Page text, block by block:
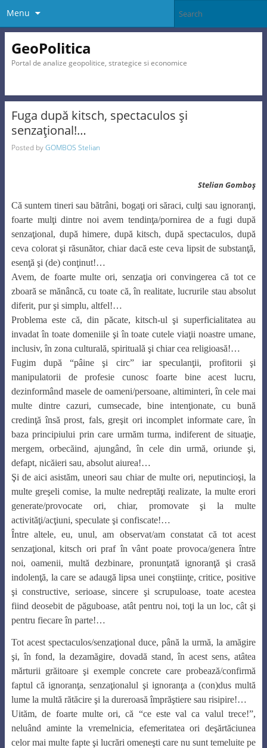
Menu
GeoPolitica
Portal de analize geopolitice, strategice si economice
Fuga după kitsch, spectaculos şi
senzaţional!…
Posted byGOMBOS Stelian
Stelian Gomboş
Că suntem tineri sau bătrâni, bogaţi ori săraci, culţi sau ignoranţi,
foarte mulţi dintre noi avem tendinţa/pornirea de a fugi după
senzaţional, după himere, după kitsch, după spectaculos, după
ceva colorat şi răsunător, chiar dacă este ceva lipsit de substanţă,
esenţă şi (de) conţinut!…
Avem, de foarte multe ori, senzaţia ori convingerea că tot ce
zboară se mănâncă, cu toate că, în realitate, lucrurile stau absolut
diferit, pur şi simplu, altfel!…
Problema este că, din păcate, kitsch-ul şi superficialitatea au
invadat în toate domeniile şi în toate cutele viaţii noastre umane,
inclusiv, în zona culturală, spirituală şi chiar cea religioasă!…
Fugim după “pâine şi circ” iar speculanţii, profitorii şi
manipulatorii de profesie cunosc foarte bine acest lucru,
dezinformând masele de oameni/persoane, altiminteri, în cele mai
multe dintre cazuri, cumsecade, bine intenţionate, cu bună
credinţă însă prost, fals, greşit ori incomplet informate care, în
baza principiului prin care urmăm turma, indiferent de situaţie,
mergem, orbecăind, ajungând, în cele din urmă, oriunde şi,
defapt, nicăieri sau, absolut aiurea!…
Şi de aici asistăm, uneori sau chiar de multe ori, neputincioşi, la
multe greşeli comise, la multe nedreptăţi realizate, la multe erori
generate/provocate ori, chiar, promovate şi la multe
activităţi/acţiuni, speculate şi confiscate!…
Între altele, eu, unul, am observat/am constatat că tot acest
senzaţional, kitsch ori praf în vânt poate provoca/genera între
noi, oamenii, multă dezbinare, pronunţată ignoranţă şi crasă
indolenţă, la care se adaugă lipsa unei conştiinţe, critice, positive
şi constructive, serioase, sincere şi scrupuloase, toate acestea
fiind deosebit de păguboase, atât pentru noi, toţi la un loc, cât şi
pentru fiecare în parte!…
Tot acest spectaculos/senzaţional duce, până la urmă, la amăgire
şi, în fond, la dezamăgire, dovadă stand, în acest sens, atâtea
mărturii grăitoare şi exemple concrete care probează/confirmă
faptul că ignoranţa, senzaţionalul şi ignoranţa a (con)dus multă
lume la multă rătăcire şi la dureroasă împrăştiere sau risipire!…
Uităm, de foarte multe ori, că “ce este val ca valul trece!”,
neluând aminte la vremelnicia, efemeritatea ori deşărtăciunea
celor mai multe fapte şi lucrări omeneşti care nu sunt temeluite pe